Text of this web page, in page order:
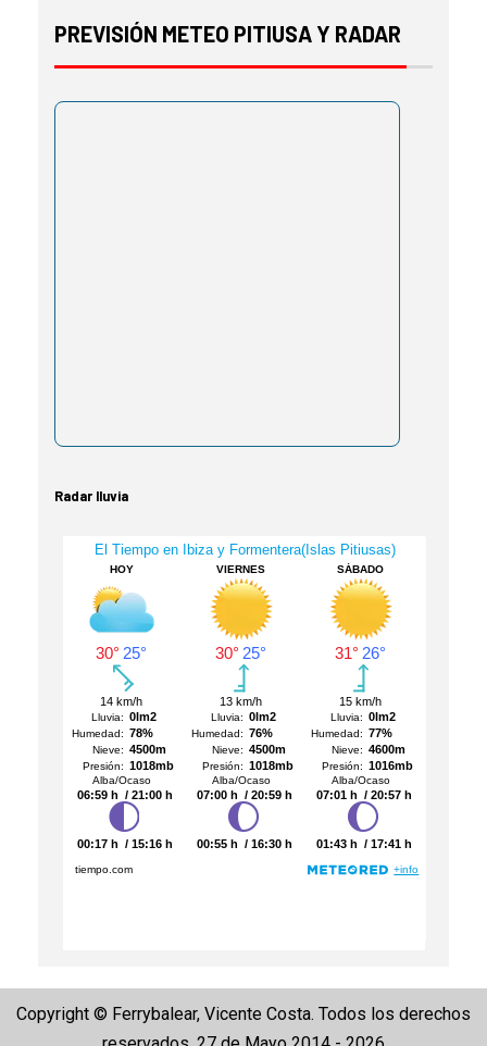
PREVISIÓN METEO PITIUSA Y RADAR
Radar lluvia
Copyright © Ferrybalear, Vicente Costa. Todos los derechos